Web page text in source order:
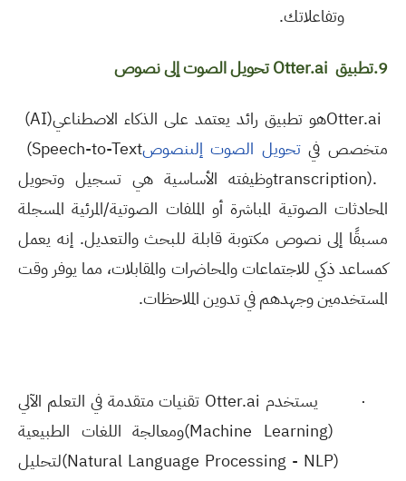
وتفاعلاتك.
9.تطبيق Otter.aiتحويل الصوت إلى نصوص
Otter.aiهو تطبيق رائد يعتمد على الذكاء الاصطناعي(AI)
متخصص فيتحويل الصوت إلىنصوص(Speech-to-Text
transcription).وظيفته الأساسية هي تسجيل وتحويل
المحادثات الصوتية المباشرة أو الملفات الصوتية/المرئية المسجلة
مسبقًا إلى نصوص مكتوبة قابلة للبحث والتعديل. إنه يعمل
كمساعد ذكي للاجتماعات والمحاضرات والمقابلات، مما يوفر وقت
المستخدمين وجهدهم في تدوين الملاحظات.
· يستخدم Otter.ai تقنيات متقدمة في التعلم الآلي
(Machine Learning)ومعالجة اللغات الطبيعية
(Natural Language Processing - NLP)لتحليل